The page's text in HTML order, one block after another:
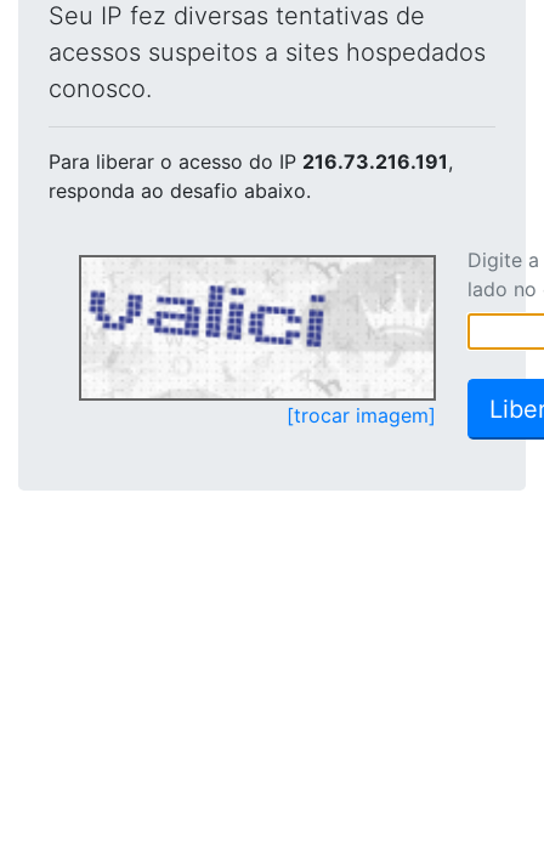
Seu IP fez diversas tentativas de
acessos suspeitos a sites hospedados
conosco.
Para liberar o acesso do IP 216.73.216.191,
responda ao desafio abaixo.
[trocar imagem]
Digite
lado no